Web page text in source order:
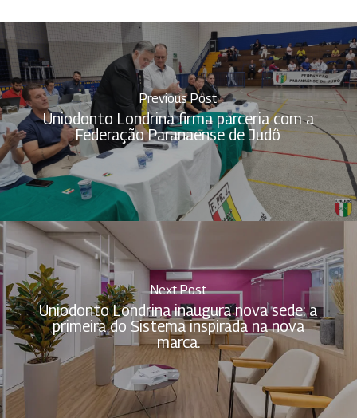
Previous Post
Uniodonto Londrina firma parceria com a
Federação Paranaense de Judô
Next Post
Uniodonto Londrina inaugura nova sede: a
primeira do Sistema inspirada na nova
marca.